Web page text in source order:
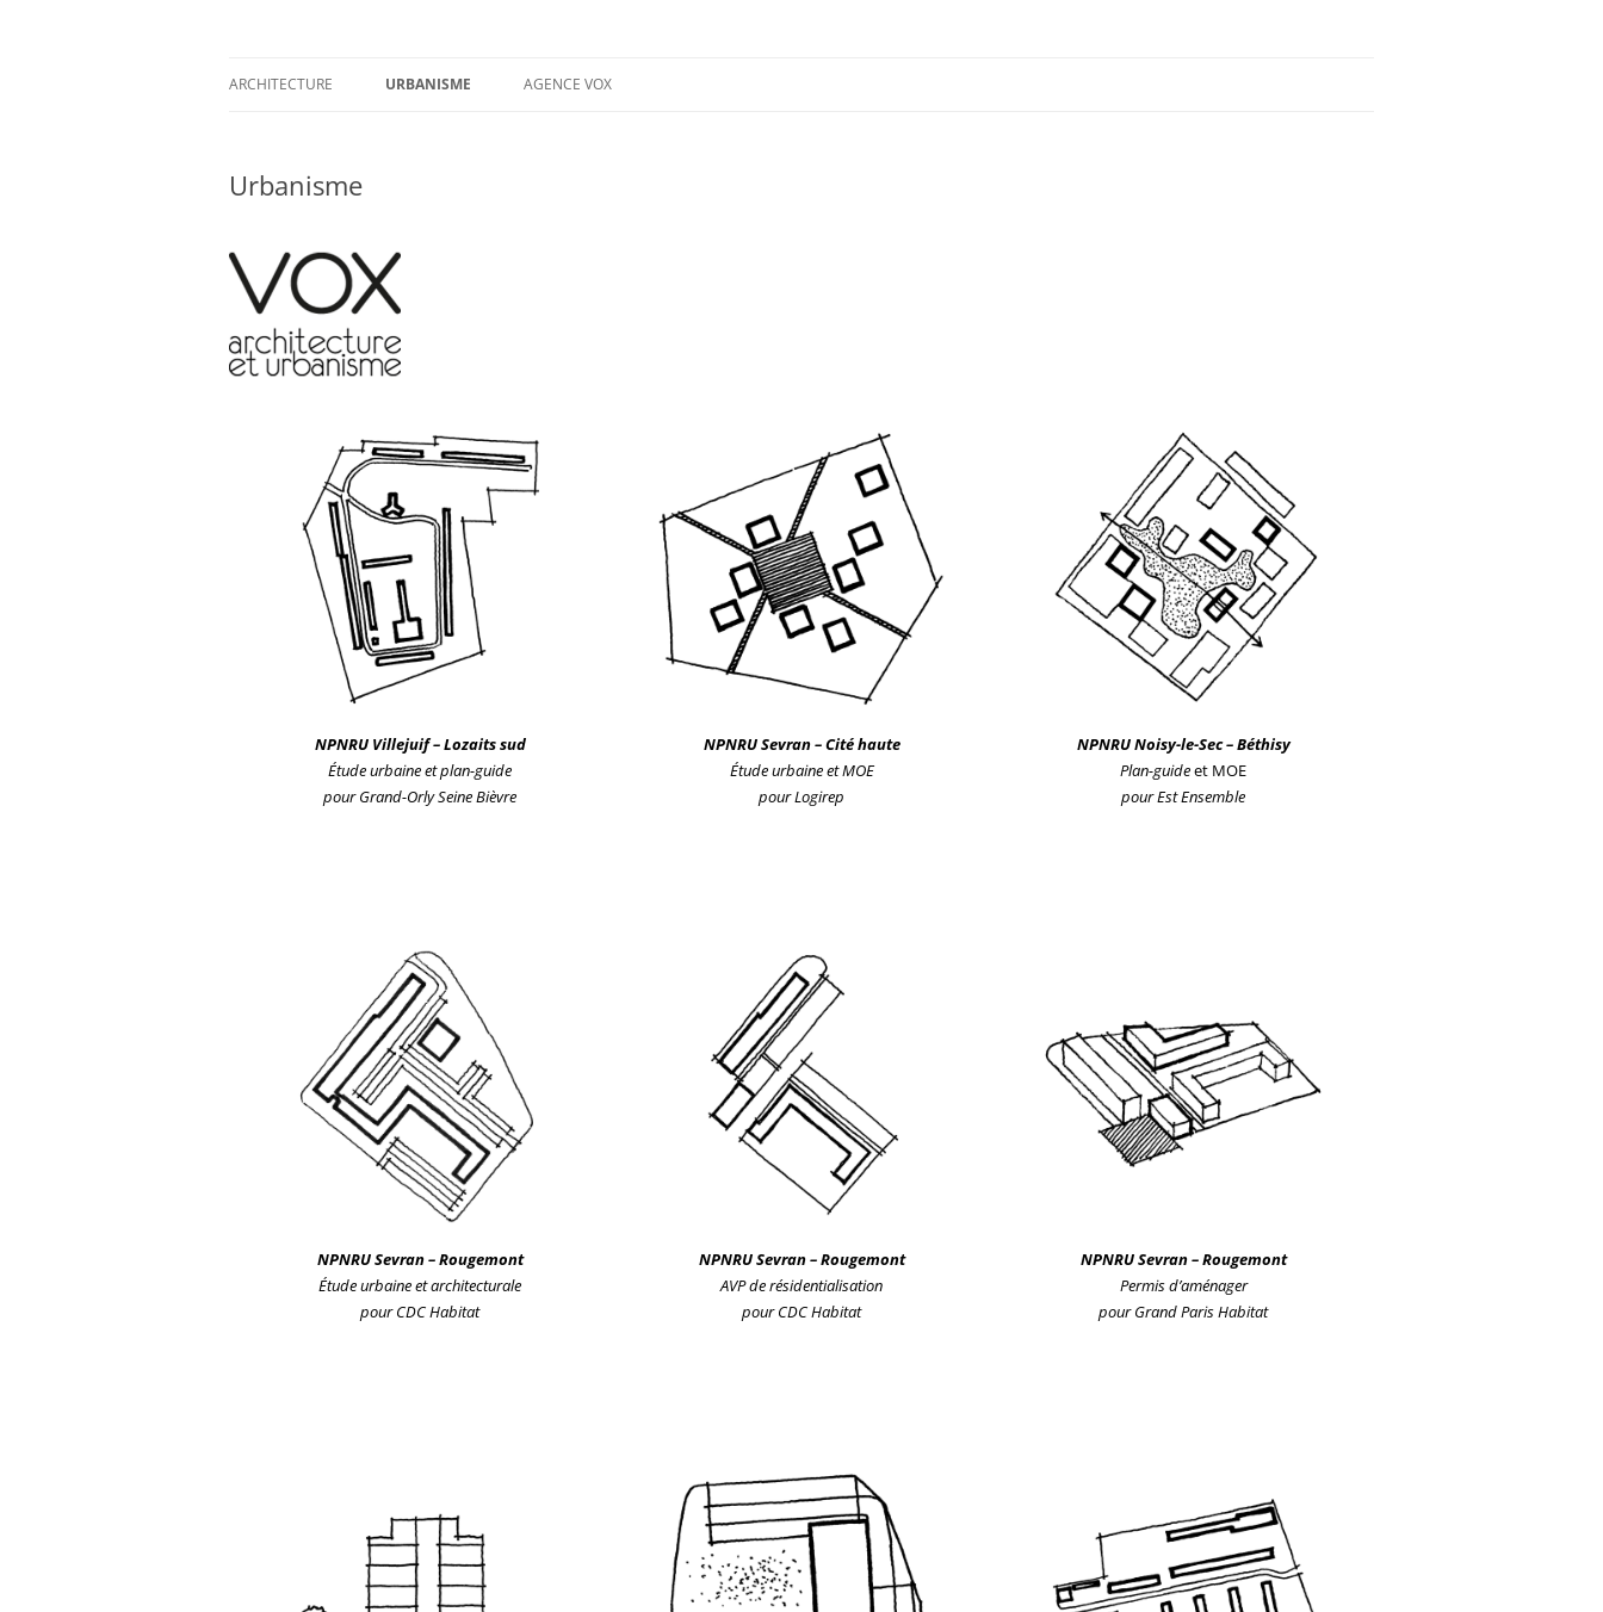
ARCHITECTURE
LOGEMENTS COLLECTIFS
URBANISME AGENCE VOX
Urbanisme
NPNRU Villejuif– Lozaits sud
Étude urbaine et plan-guide
pourGrand-Orly Seine Bièvre
NPNRU Sevran– Rougemont
Étude urbaine et architecturale
pour CDC Habitat
NPNRUSevran – Cité haute
Étude urbaineet MOE
pour Logirep
NPNRUSevran – Rougemont
AVP de résidentialisation
pour CDC Habitat
NPNRUNoisy-le-Sec – Béthisy
Plan-guideet MOE
pourEst Ensemble
NPNRU Sevran– Rougemont
Permis d’aménager
pour Grand Paris Habitat